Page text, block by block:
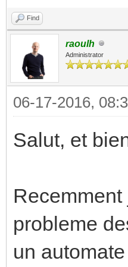
Find
raoulh
Administrator
06-17-2016,
Salut, et
probleme
un